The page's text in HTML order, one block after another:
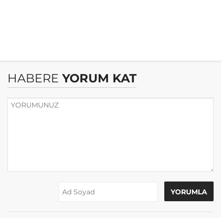
HABERE YORUM KAT